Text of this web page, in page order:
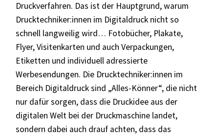
Druckverfahren. Das ist der Hauptgrund, warum
Drucktechniker:innen im Digitaldruck nicht so
schnell langweilig wird… Fotobücher, Plakate,
Flyer, Visitenkarten und auch Verpackungen,
Etiketten und individuell adressierte
Werbesendungen. Die Drucktechniker:innen im
Bereich Digitaldruck sind „Alles-Könner“, die nicht
nur dafür sorgen, dass die Druckidee aus der
digitalen Welt bei der Druckmaschine landet,
sondern dabei auch drauf achten, dass das